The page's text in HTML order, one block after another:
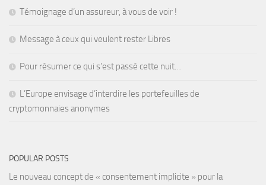
Témoignage d’un assureur, à vous de voir !
Message à ceux qui veulent rester Libres
Pour résumer ce qui s’est passé cette nuit…
L’Europe envisage d’interdire les portefeuilles de
cryptomonnaies anonymes
POPULAR POSTS
Le nouveau concept de « consentement implicite » pour la